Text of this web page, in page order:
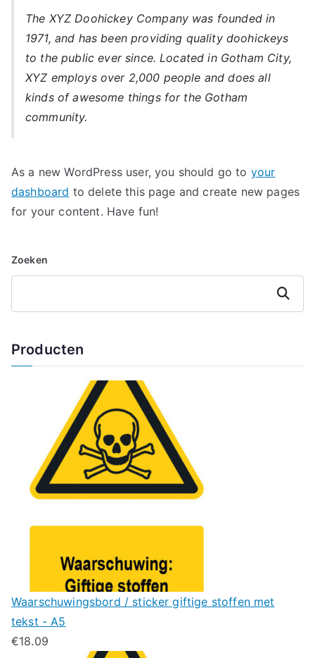
The XYZ Doohickey Company was founded in
1971, and has been providing quality doohickeys
to the public ever since. Located in Gotham City,
XYZ employs over 2,000 people and does all
kinds of awesome things for the Gotham
community.
As a new WordPress user, you should go to your
dashboard to delete this page and create new pages
for your content. Have fun!
Zoeken
Zoeken
Producten
Waarschuwingsbord / sticker giftige stoffen met
tekst - A5
€18.09